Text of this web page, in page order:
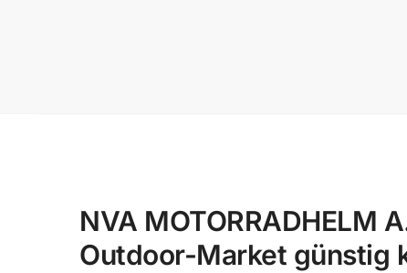
NVA MOTORRADHELM
Outdoor-Market günstig